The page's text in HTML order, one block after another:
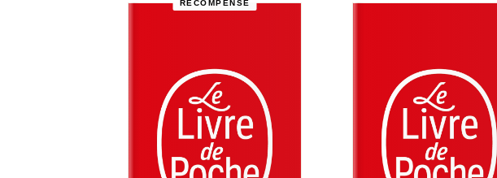
RÉCOMPENSÉ